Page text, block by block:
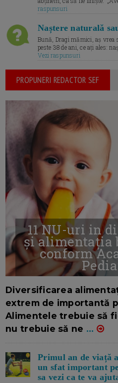
raspunsuri
Naștere naturală
Bună, Dragi mămici, aș vrea
peste 38 de ani, ce ați ales:
Vezi raspunsuri
PROPUNERI REDACTOR SEF
11 NU-uri in
și alimentația
conform
Diversificarea
extrem de importantă
Alimentele trebuie să
nu trebuie să ne ...
Primul an de viață
un sfat important
sa vezi ca te va